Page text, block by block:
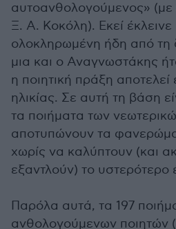
αυτοανθολογούμενος»
Ξ. Α. Κοκόλη). Εκεί
ολοκληρωμένη ήδη από τη
μια και ο Αναγνωστάκης
η ποιητική πράξη αποτελεί
ηλικίας. Σε αυτή τη βάση
τα ποιήματα των
αποτυπώνουν τα
χωρίς να καλύπτουν (και
εξαντλούν) το υστερότερο
Παρόλα αυτά, τα 197
ανθολογούμενων ποιητών